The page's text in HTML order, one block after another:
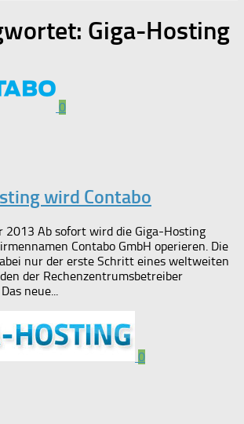
Giga-Hosting
0
wird Contabo
2013 Ab sofort wird die Giga-Hosting
Contabo GmbH operieren. Die
nur der erste Schritt eines weltweiten
der Rechenzentrumsbetreiber
neue...
0